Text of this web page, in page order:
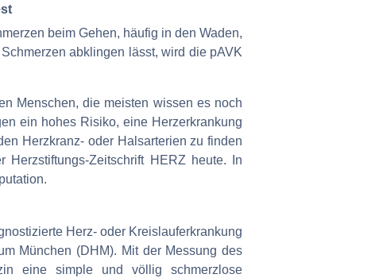
beim Gehen, häufig in den Waden,
abklingen lässt, wird die pAVK
Menschen, die meisten wissen es noch
ein hohes Risiko, eine Herzerkrankung
Herzkranz- oder Halsarterien zu finden
Herzstiftungs-Zeitschrift HERZ heute. In
Herz- oder Kreislauferkrankung
München (DHM). Mit der Messung des
eine simple und völlig schmerzlose